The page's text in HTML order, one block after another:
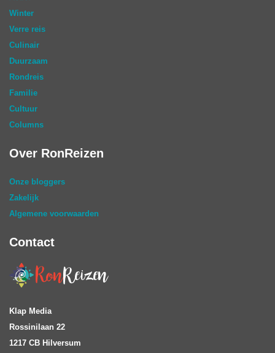
Winter
Verre reis
Culinair
Duurzaam
Rondreis
Familie
Cultuur
Columns
Over RonReizen
Onze bloggers
Zakelijk
Algemene voorwaarden
Contact
Klap Media
Rossinilaan 22
1217 CB Hilversum